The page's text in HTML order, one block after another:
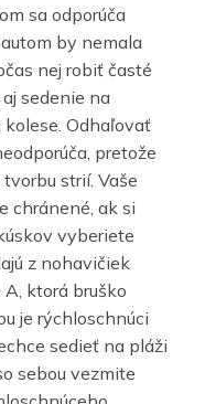
sa odporúča
by nemala
nej robiť časté
sedenie na
Odhaľovať
pretože
strií. Vaše
chránené, ak si
vyberiete
z nohavičiek
ktorá bruško
je rýchloschnúci
sedieť na pláži
sebou vezmite